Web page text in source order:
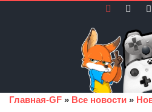
Главная-GF » Все новости »